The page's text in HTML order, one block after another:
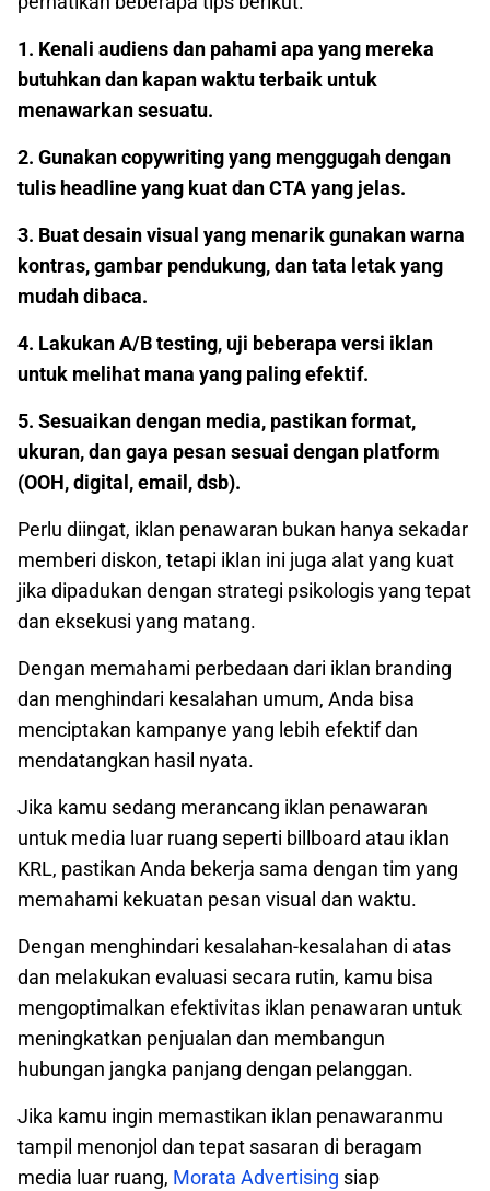
1. Kenali audiens dan pahami apa yang mereka
butuhkan dan kapan waktu terbaik untuk
menawarkan sesuatu.
2. Gunakan copywriting yang menggugah dengan
tulis headline yang kuat dan CTA yang jelas.
3. Buat desain visual yang menarik gunakan warna
kontras, gambar pendukung, dan tata letak yang
mudah dibaca.
4. Lakukan A/B testing, uji beberapa versi iklan
untuk melihat mana yang paling efektif.
5. Sesuaikan dengan media, pastikan format,
ukuran, dan gaya pesan sesuai dengan platform
(OOH, digital, email, dsb).
Perlu diingat, iklan penawaran bukan hanya sekadar
memberi diskon, tetapi iklan ini juga alat yang kuat
jika dipadukan dengan strategi psikologis yang tepat
dan eksekusi yang matang.
Dengan memahami perbedaan dari iklan branding
dan menghindari kesalahan umum, Anda bisa
menciptakan kampanye yang lebih efektif dan
mendatangkan hasil nyata.
Jika kamu sedang merancang iklan penawaran
untuk media luar ruang seperti billboard atau iklan
KRL, pastikan Anda bekerja sama dengan tim yang
memahami kekuatan pesan visual dan waktu.
Dengan menghindari kesalahan-kesalahan di atas
dan melakukan evaluasi secara rutin, kamu bisa
mengoptimalkan efektivitas iklan penawaran untuk
meningkatkan penjualan dan membangun
hubungan jangka panjang dengan pelanggan.
Jika kamu ingin memastikan iklan penawaranmu
tampil menonjol dan tepat sasaran di beragam
media luar ruang, Morata Advertising siap